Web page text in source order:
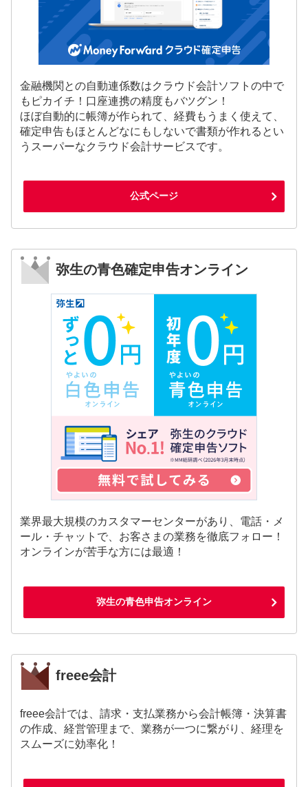
金融機関との自動連係数はクラウド会計ソフトの中で
もピカイチ！口座連携の精度もバツグン！
ほぼ自動的に帳簿が作られて、経費もうまく使えて、
確定申告もほとんどなにもしないで書類が作れるとい
うスーパーなクラウド会計サービスです。
公式ページ
弥生の青色確定申告オンライン
業界最大規模のカスタマーセンターがあり、電話・メ
ール・チャットで、お客さまの業務を徹底フォロー！
オンラインが苦手な方には最適！
弥生の青色申告オンライン
freee会計
freee会計では、請求・支払業務から会計帳簿・決算書
の作成、経営管理まで、業務が一つに繋がり、経理を
スムーズに効率化！